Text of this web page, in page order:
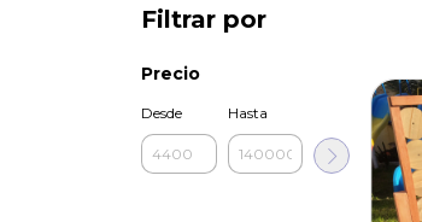
Filtrar por
Precio
Desde Hasta